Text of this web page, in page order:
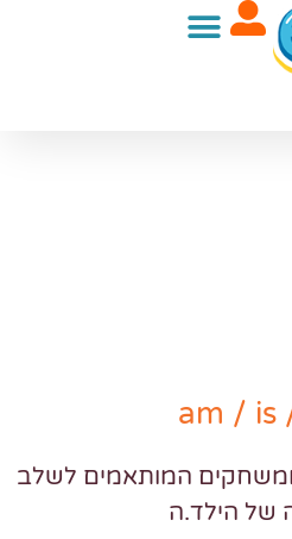
am / is
ומשחקים המותאמים לשלב
של הילד.ה